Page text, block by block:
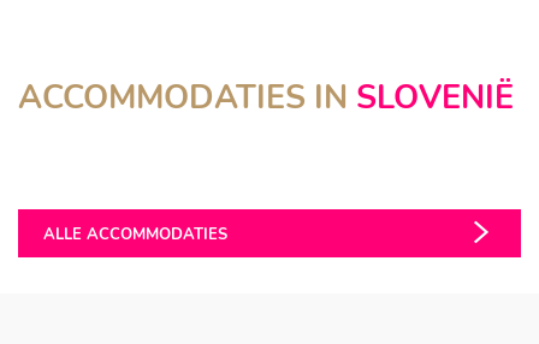
ACCOMMODATIES IN SLOVENIË
INTERCONTINENTAL
Ljubljana
PULE ESTATE
VILA PLANINKA
ALLE ACCOMMODATIES